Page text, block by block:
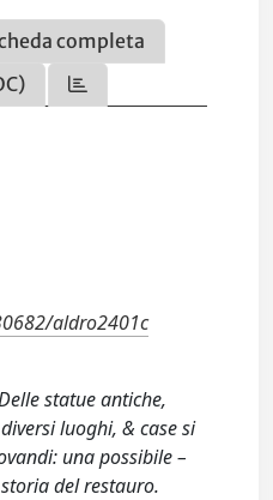
completa
aldro2401c
statue antiche,
luoghi, & case si
una possibile –
del restauro.